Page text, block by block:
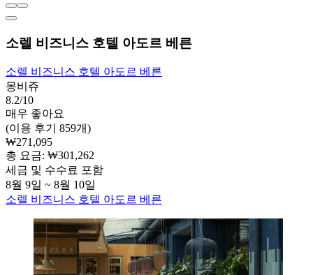
소렐 비즈니스 호텔 아도르 베른
소렐 비즈니스 호텔 아도르 베른
몽비쥬
8.2/10
매우 좋아요
(이용 후기 859개)
₩271,095
총 요금: ₩301,262
세금 및 수수료 포함
8월 9일 ~ 8월 10일
소렐 비즈니스 호텔 아도르 베른